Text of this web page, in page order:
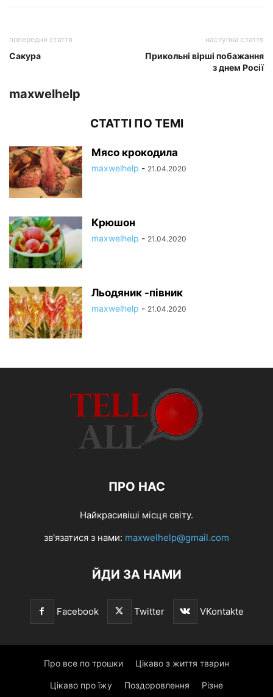
попередня стаття
Сакура
наступна стаття
Прикольні вірші побажання
з днем Росії
maxwelhelp
СТАТТІ ПО ТЕМІ
Мясо крокодила
maxwelhelp - 21.04.2020
Крюшон
maxwelhelp - 21.04.2020
Льодяник -півник
maxwelhelp - 21.04.2020
ПРО НАС
Найкрасивіші місця світу.
зв'язатися з нами: maxwelhelp@gmail.com
ЙДИ ЗА НАМИ
Facebook Twitter VKontakte
Про все по трошки Цікаво з життя тварин
Цікаво про їжу Поздоровлення Різне